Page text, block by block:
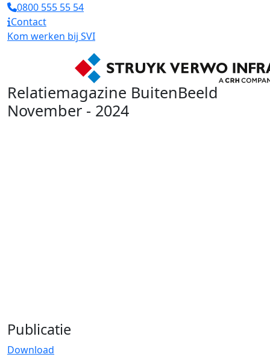
0800 555 55 54
Contact
Kom werken bij SVI
Relatiemagazine BuitenBeeld
November - 2024
Publicatie
Download